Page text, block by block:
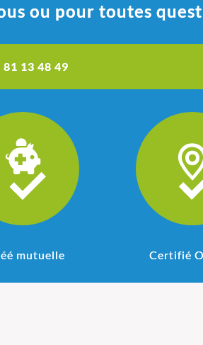
ou pour toutes
81 13 48 49
mutuelle Certifié